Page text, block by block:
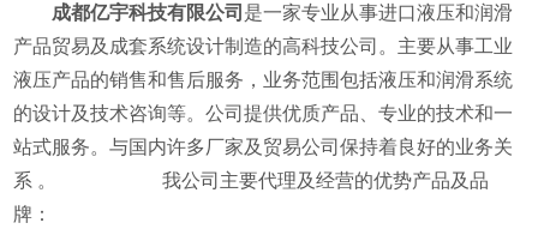
成都亿宇科技有限公司 是一家专业从事进口液压和润滑
产品贸易及成套系统设计制造的高科技公司。主要从事工业
液压产品的销售和售后服务，业务范围包括液压和润滑系统
的设计及技术咨询等。公司提供优质产品、专业的技术和一
站式服务。与国内许多厂家及贸易公司保持着良好的业务关
系 。 我公司主要代理及经营的优势产品及品
牌：